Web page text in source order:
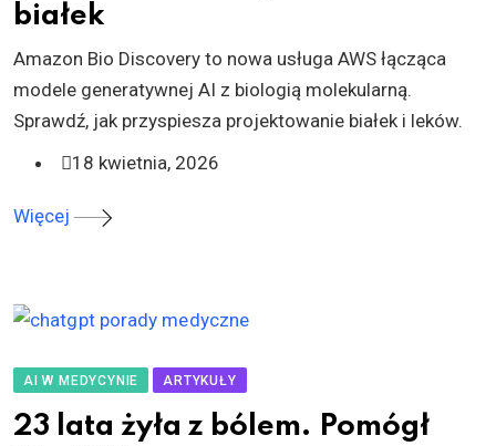
białek
Amazon Bio Discovery to nowa usługa AWS łącząca
modele generatywnej AI z biologią molekularną.
Sprawdź, jak przyspiesza projektowanie białek i leków.
18 kwietnia, 2026
Więcej
AI W MEDYCYNIE ARTYKUŁY
23 lata żyła z bólem. Pomógł